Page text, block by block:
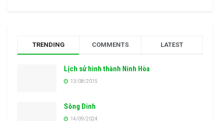
TRENDING COMMENTS LATEST
Lịch sử hình thành Ninh Hòa
13/08/2015
Sông Dinh
14/09/2024